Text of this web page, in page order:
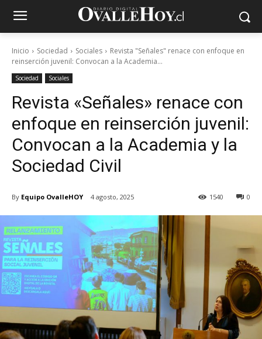
Inicio Sociedad Sociales
Revista "Señales" renace con enfoque en
reinserción juvenil: Convocan a la Academia...
Sociedad Sociales
Revista «Señales» renace con
enfoque en reinserción juvenil:
Convocan a la Academia y la
Sociedad Civil
By Equipo OvalleHOY 4 agosto, 2025 0
1540